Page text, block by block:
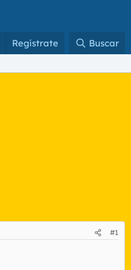
Regístrate Buscar
#1